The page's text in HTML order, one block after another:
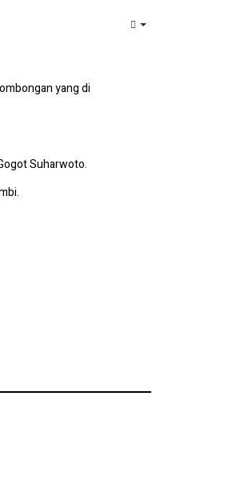
yang di
Suharwoto.